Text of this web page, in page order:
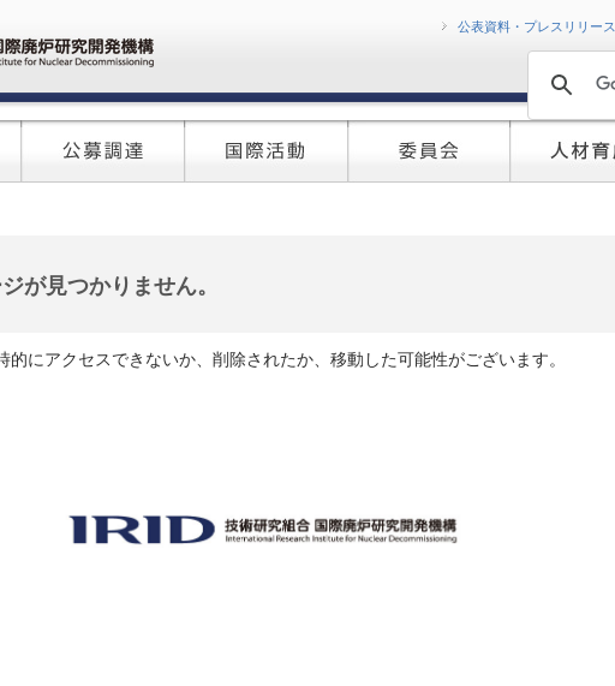
コンテンツへ移動
公表資料・プレスリリース
が見つかりません。
的にアクセスできないか、削除されたか、移動した可能性がございます。